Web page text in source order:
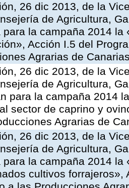
26 dic 2013, de la
de Agricultura,
para la campaña 2014
Acción I.5 del
Agrarias de
26 dic 2013, de la
de Agricultura,
para la campaña 2014
sector de caprino y
Agrarias de
26 dic 2013, de la
de Agricultura,
para la campaña 2014 la
cultivos forrajeros»,